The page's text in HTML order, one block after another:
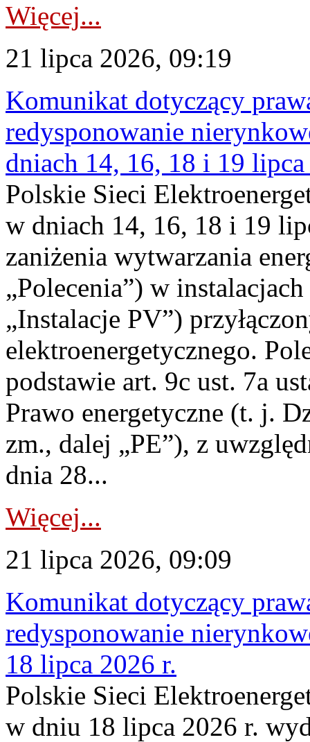
Więcej...
21 lipca 2026, 09:19
Komunikat dotyczący
redysponowanie
dniach 14, 16, 18 i 19
Polskie Sieci
w dniach 14, 16, 18 i 19
zaniżenia wytwarzania
„Polecenia”) w
„Instalacje PV”)
elektroenergetycznego.
podstawie art. 9c ust. 7a
Prawo energetyczne (t. j.
zm., dalej „PE”), z
dnia 28...
Więcej...
21 lipca 2026, 09:09
Komunikat dotyczący
redysponowanie
18 lipca 2026 r.
Polskie Sieci
w dniu 18 lipca 2026 r.